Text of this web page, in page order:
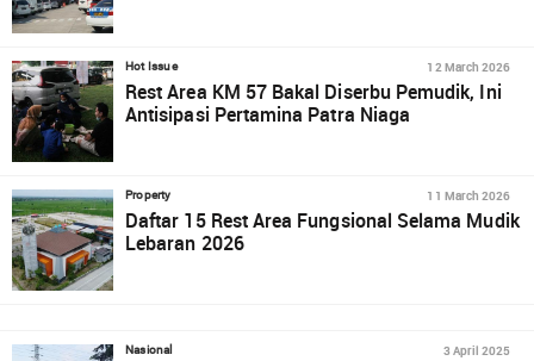
Hot Issue 12 March 2026
Rest Area KM 57 Bakal Diserbu Pemudik, Ini
Antisipasi Pertamina Patra Niaga
Property 11 March 2026
Daftar 15 Rest Area Fungsional Selama Mudik
Lebaran 2026
Nasional 3 April 2025